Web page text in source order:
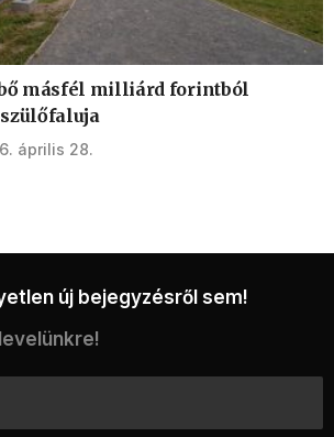
másfél milliárd forintból
április 28.
új bejegyzésről sem!